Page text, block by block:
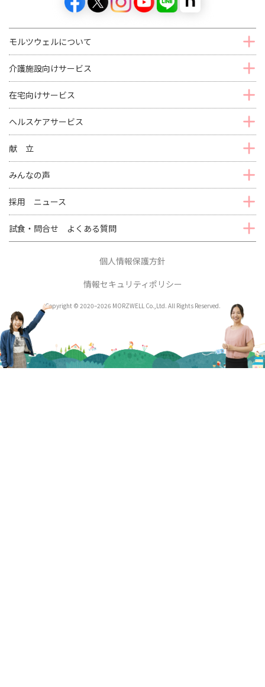
モルツウェルについて
介護施設向けサービス
在宅向けサービス
ヘルスケアサービス
献 立
みんなの声
採用 ニュース
試食・問合せ よくある質問
個人情報保護方針
情報セキュリティポリシー
Copyright © 2020–2026 MORZWELL Co.,Ltd. All Rights Reserved.